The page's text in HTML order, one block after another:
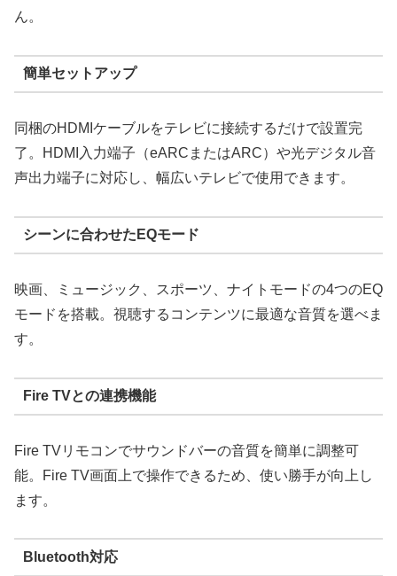
ん。
簡単セットアップ
同梱のHDMIケーブルをテレビに接続するだけで設置完
了。HDMI入力端子（eARCまたはARC）や光デジタル音
声出力端子に対応し、幅広いテレビで使用できます。
シーンに合わせたEQモード
映画、ミュージック、スポーツ、ナイトモードの4つのEQ
モードを搭載。視聴するコンテンツに最適な音質を選べま
す。
Fire TVとの連携機能
Fire TVリモコンでサウンドバーの音質を簡単に調整可
能。Fire TV画面上で操作できるため、使い勝手が向上し
ます。
Bluetooth対応